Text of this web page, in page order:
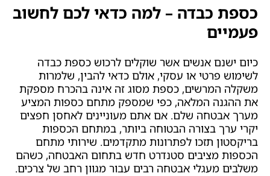
כספת כבדה – למה כדאי לכם לחשוב
פעמיים
כיום ישנם אנשים אשר שוקלים לרכוש כספת כבדה
לשימוש פרטי או עסקי, אולם כדאי להבין, שלמרות
משקלה המרשים, כספת מסוג זה אינה בהכרח מספקת
את ההגנה המלאה, כפי שמספק מתחם כספות המציע
מערך אבטחה שלם. אם אתם מעוניינים לאחסן חפצים
יקרי ערך בצורה הבטוחה ביותר, במתחם הכספות
בריקסטון תזכו לפתרונות מתקדמים. שירותי מתחם
הכספות מציבים סטנדרט חדש בתחום האבטחה, כשהם
משלבים מעגלי אבטחה רבים עבור מגוון רחב של צרכים.